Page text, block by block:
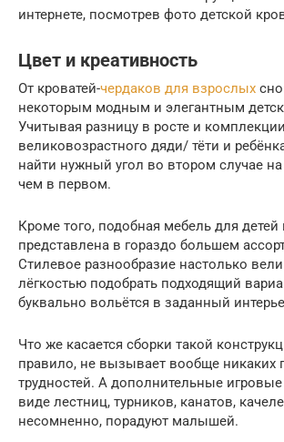
интернете, посмотрев фото детской
Цвет и креативность
От кроватей-чердаков для взрослых
некоторым модным и элегантным
Учитывая разницу в росте и комплекции
великовозрастного дяди/ тёти и
найти нужный угол во втором случае
чем в первом.
Кроме того, подобная мебель для детей
представлена в гораздо большем
Стилевое разнообразие настолько
лёгкостью подобрать подходящий
буквально вольётся в заданный
Что же касается сборки такой
правило, не вызывает вообще никаких
трудностей. А дополнительные
виде лестниц, турников, канатов,
несомненно, порадуют малышей.